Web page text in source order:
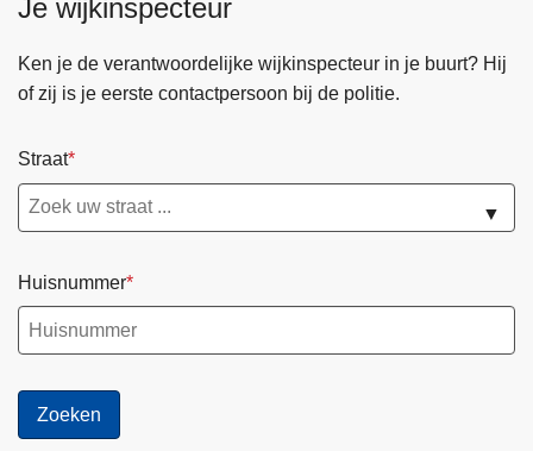
Je wijkinspecteur
Ken je de verantwoordelijke wijkinspecteur in je buurt? Hij
of zij is je eerste contactpersoon bij de politie.
Straat
▼
Huisnummer